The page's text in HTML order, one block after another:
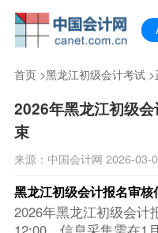
首页>黑龙江初级会计考试>
2026年黑龙江初级
束
来源：中国会计网 2026-03-
黑龙江初级会计报名审核
2026年黑龙江初级会计